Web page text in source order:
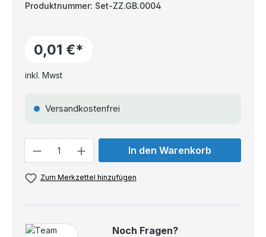
Produktnummer: Set-ZZ.GB.0004
0,01 €*
inkl. Mwst
Versandkostenfrei
In den Warenkorb
Zum Merkzettel hinzufügen
Noch Fragen?